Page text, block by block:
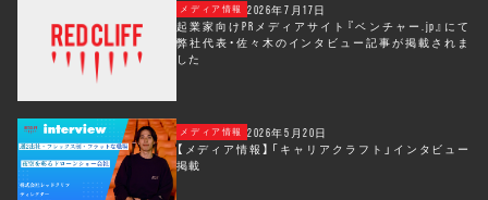
2026年7月17日
メディア情報
起業家向けPRメディアサイト『ベンチャー.jp』にて
弊社代表・佐々木のインタビュー記事が掲載されま
した
2026年5月20日
メディア情報
【メディア情報】「キャリアクラフト」インタビュー
掲載